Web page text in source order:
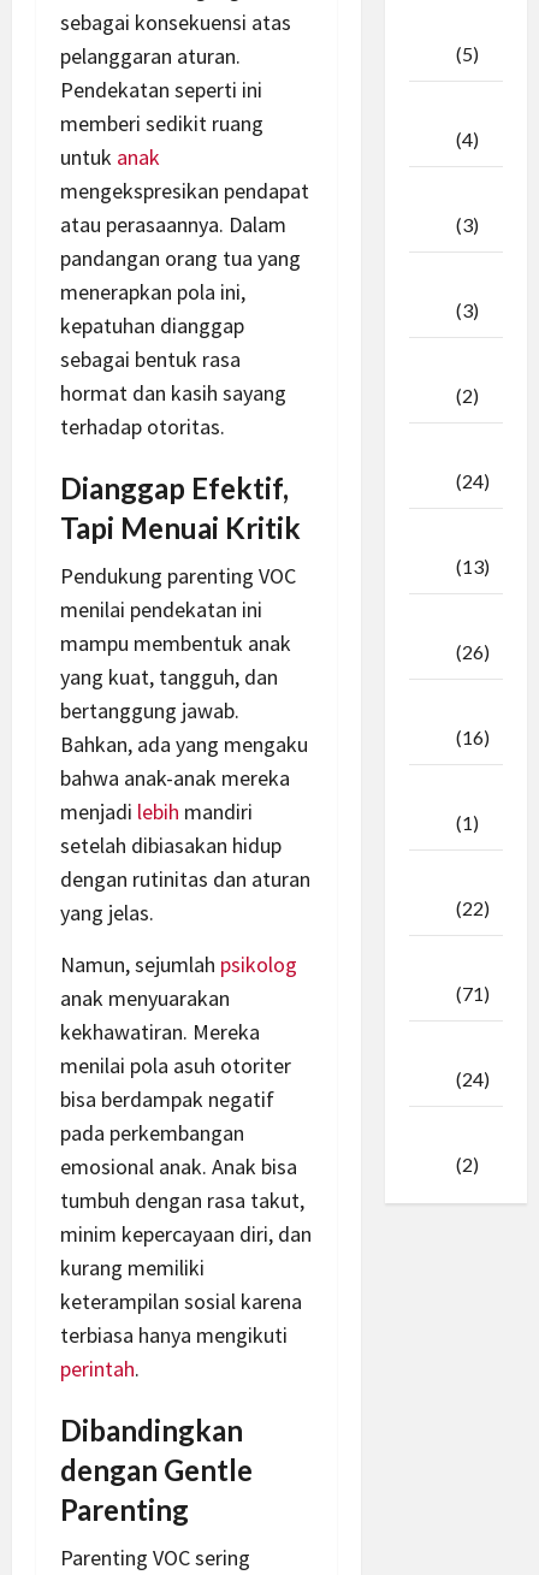
sebagai konsekuensi atas
pelanggaran aturan.
Pendekatan seperti ini
memberi sedikit ruang
untuk anak
mengekspresikan pendapat
atau perasaannya. Dalam
pandangan orang tua yang
menerapkan pola ini,
kepatuhan dianggap
sebagai bentuk rasa
hormat dan kasih sayang
terhadap otoritas.
Dianggap Efektif,
Tapi Menuai Kritik
Pendukung parenting VOC
menilai pendekatan ini
mampu membentuk anak
yang kuat, tangguh, dan
bertanggung jawab.
Bahkan, ada yang mengaku
bahwa anak-anak mereka
menjadi lebih mandiri
setelah dibiasakan hidup
dengan rutinitas dan aturan
yang jelas.
Namun, sejumlah psikolog
anak menyuarakan
kekhawatiran. Mereka
menilai pola asuh otoriter
bisa berdampak negatif
pada perkembangan
emosional anak. Anak bisa
tumbuh dengan rasa takut,
minim kepercayaan diri, dan
kurang memiliki
keterampilan sosial karena
terbiasa hanya mengikuti
perintah.
Dibandingkan
dengan Gentle
Parenting
Parenting VOC sering
(5)
(4)
(3)
(3)
(2)
(24)
(13)
(26)
(16)
(1)
(22)
(71)
(24)
(2)